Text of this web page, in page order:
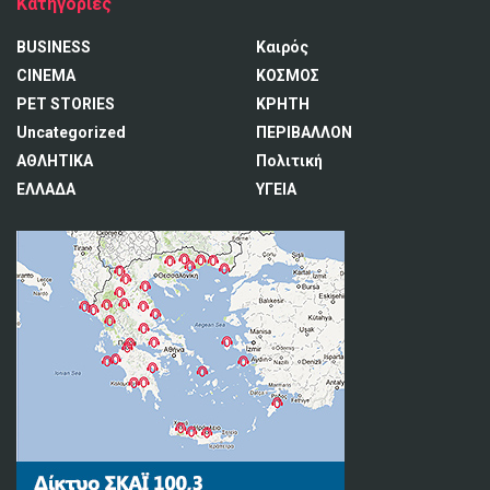
BUSINESS
CINEMA
PET STORIES
Uncategorized
ΑΘΛΗΤΙΚΑ
ΕΛΛΑΔΑ
Καιρός
ΚΟΣΜΟΣ
ΚΡΗΤΗ
ΠΕΡΙΒΑΛΛΟΝ
Πολιτική
ΥΓΕΙΑ